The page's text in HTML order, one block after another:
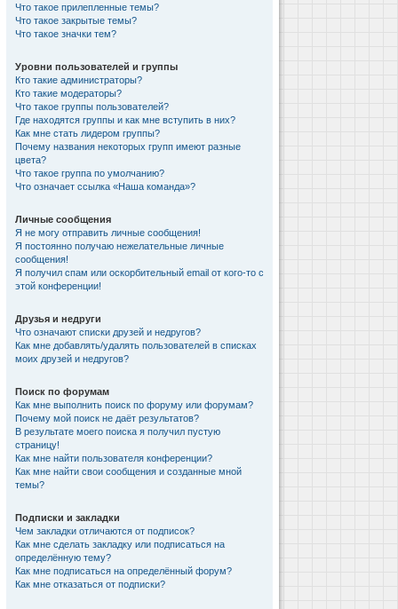
Что такое прилепленные темы?
Что такое закрытые темы?
Что такое значки тем?
Уровни пользователей и группы
Кто такие администраторы?
Кто такие модераторы?
Что такое группы пользователей?
Где находятся группы и как мне вступить в них?
Как мне стать лидером группы?
Почему названия некоторых групп имеют разные
цвета?
Что такое группа по умолчанию?
Что означает ссылка «Наша команда»?
Личные сообщения
Я не могу отправить личные сообщения!
Я постоянно получаю нежелательные личные
сообщения!
Я получил спам или оскорбительный email от кого-то с
этой конференции!
Друзья и недруги
Что означают списки друзей и недругов?
Как мне добавлять/удалять пользователей в списках
моих друзей и недругов?
Поиск по форумам
Как мне выполнить поиск по форуму или форумам?
Почему мой поиск не даёт результатов?
В результате моего поиска я получил пустую
страницу!
Как мне найти пользователя конференции?
Как мне найти свои сообщения и созданные мной
темы?
Подписки и закладки
Чем закладки отличаются от подписок?
Как мне сделать закладку или подписаться на
определённую тему?
Как мне подписаться на определённый форум?
Как мне отказаться от подписки?